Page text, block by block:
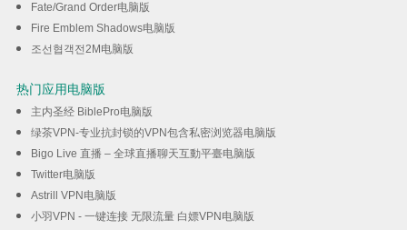
Fate/Grand Order电脑版
Fire Emblem Shadows电脑版
조선협객전2M电脑版
热门应用电脑版
主内圣经 BiblePro电脑版
绿茶VPN-专业抗封锁的VPN包含私密浏览器电脑版
Bigo Live 直播 – 全球直播聊天互動平臺电脑版
Twitter电脑版
Astrill VPN电脑版
小羽VPN - 一键连接 无限流量 白嫖VPN电脑版